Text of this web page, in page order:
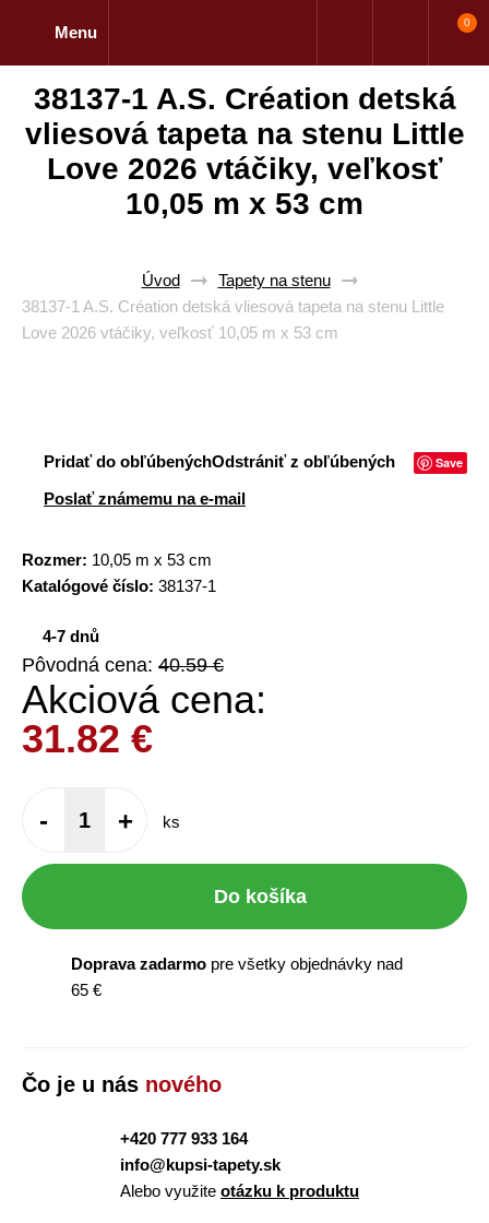
Menu
0
38137-1 A.S. Création detská
vliesová tapeta na stenu Little
Love 2026 vtáčiky, veľkosť
10,05 m x 53 cm
Úvod
Tapety na stenu
38137-1 A.S. Création detská vliesová tapeta na stenu Little
Love 2026 vtáčiky, veľkosť 10,05 m x 53 cm
Pridať do obľúbenýchOdstrániť z obľúbených Save
Poslať známemu na e-mail
Rozmer: 10,05 m x 53 cm
Katalógové číslo: 38137-1
4-7 dnů
Pôvodná cena: 40.59 €
Akciová cena:
31.82 €
- + ks
Do košíka
Doprava zadarmo pre všetky objednávky nad
65 €
Čo je u nás nového
+420 777 933 164
info@kupsi-tapety.sk
Alebo využite otázku k produktu